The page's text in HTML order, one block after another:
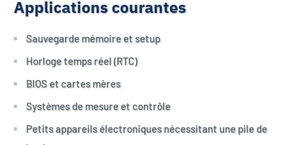
Applications courantes
Sauvegarde mémoire et setup
Horloge temps réel (RTC)
BIOS et cartes mères
Systèmes de mesure et contrôle
Petits appareils électroniques nécessitant une pile de